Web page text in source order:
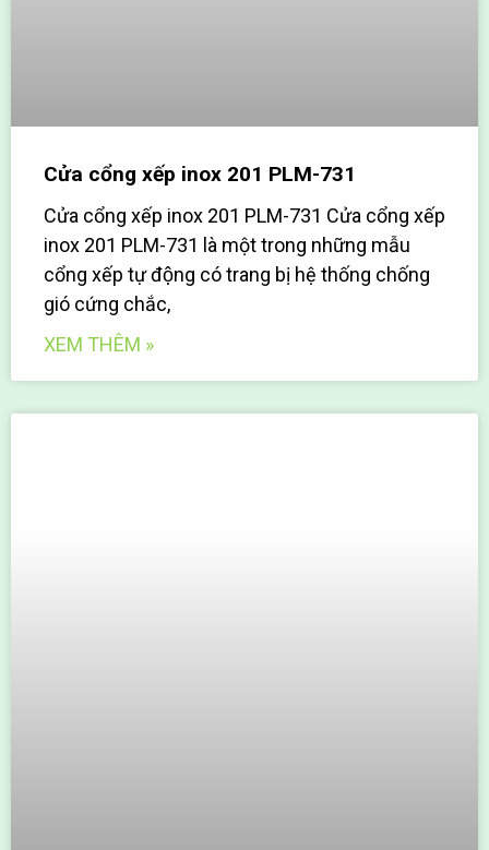
Cửa cổng xếp inox 201 PLM-731
Cửa cổng xếp inox 201 PLM-731 Cửa cổng xếp
inox 201 PLM-731 là một trong những mẫu
cổng xếp tự động có trang bị hệ thống chống
gió cứng chắc,
XEM THÊM »